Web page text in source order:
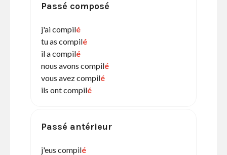
Passé composé
j'ai compilé
tu as compilé
il a compilé
nous avons compilé
vous avez compilé
ils ont compilé
Passé antérieur
j'eus compilé